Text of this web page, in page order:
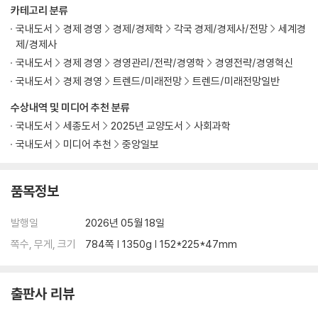
들어가며 | 혁신은 왜 ‘그곳’에서 일어나는가?
파리의 창고, 토론토의 연구실, 헬싱키의 10평 남짓한 방. 혁신은 이미 실
리콘밸리 밖에서 시작됐다. 같은 시대, 같은 기술을 공유하면서도 왜 특정
토양에서만 100억 달러짜리 기적이 탄생하는가. 그 땅을 다르게 만드는 결
정적 ‘한 끗’을 추적한다.
제1장 | 조숙한 학생, 중국
- 기술 패권의 추가 동쪽으로 기울 때
3,400만 달러의 투자가 2,000억 달러의 신화가 되기까지 걸린 시간은
하게 요동치는 동쪽의 거인을 제대로 보고 있는가.
제2장 | 무너지지 않는 강자, 실리콘밸리
- 세계 최강 6개 기업이 장악한 3킬로미터의 비밀
상장사 전체를 압도하는 현실. 실리콘밸리는 정말 저물고 있는가, 아니면
수상내역 및 미디어 추천 분류
국내도서
세종도서 2025년 교양도서
사회과학
국내도서
미디어 추천 중앙일보
카테고리 분류
국내도서
경제 경영 경제/경제학 각국 경제/경제사/전망
세계경
제/경제사
국내도서
경제 경영 경영관리/전략/경영학
경영전략/경영혁신
국내도서
경제 경영 트렌드/미래전망 트렌드/미래전망일반
품목정보
발행일
2026년 05월 18일
쪽수, 무게, 크기
784쪽 | 1350g | 152*225*47mm
출판사 리뷰